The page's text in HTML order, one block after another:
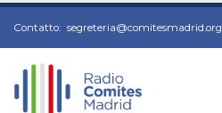
Contatto: segreteria@comitesmadrid.org